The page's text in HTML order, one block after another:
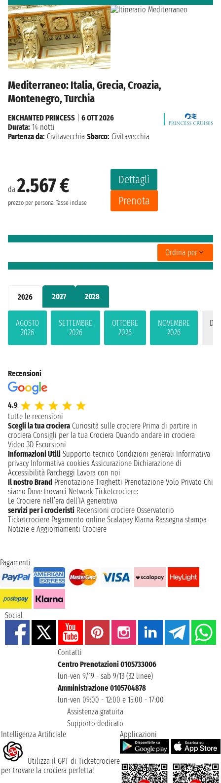
2026 2027 2028
AGOSTO
2026
SETTEMBRE
2026
OTTOBRE
2026
NOVEMBRE
2026
Mediterraneo: Italia, Grecia, Croazia,
Montenegro, Turchia
da 2.567 €
prezzo per persona Tasse incluse
Dettagli
Prenota
ENCHANTED PRINCESS
6 OTT 2026
Durata: 14 notti
Partenza da: Civitavecchia Sbarco: Civitavecchia
Ordina per
Recensioni
4.9
tutte le recensioni
Scegli la tua crociera Curiosità sulle crociere Prima di partire in
crociera Consigli per la tua Crociera Quando andare in crociera
Video 3D Escursioni
Informazioni Utili Supporto tecnico Condizioni generali Informativa
privacy Informativa cookies Assicurazione Dichiarazione di
Accessibilità Parcheggi Lavora con noi
Il nostro Brand Prenotazione Traghetti Prenotazione Volo Privato Chi
siamo Dove trovarci Network Ticketcrociere:
Le Crociere nell’era dell’IA generativa
servizi per i crocieristi Recensioni crociere Osservatorio
Ticketcrociere Pagamento online Scalapay Klarna Rassegna stampa
Notizie e Aggiornamenti Crociere
Pagamenti
Social
Contatti
Centro Prenotazioni 0105733006
lun-ven 9/19 - sab 9/13 (32 linee)
Amministrazione 0105704878
lun-ven 09:00 - 12:00 e 15:00 - 17:00
Assistenza gratuita
Supporto dedicato
Intelligenza Artificiale
Utilizza il GPT di Ticketcrociere
per trovare la crociera perfetta!
Applicazioni